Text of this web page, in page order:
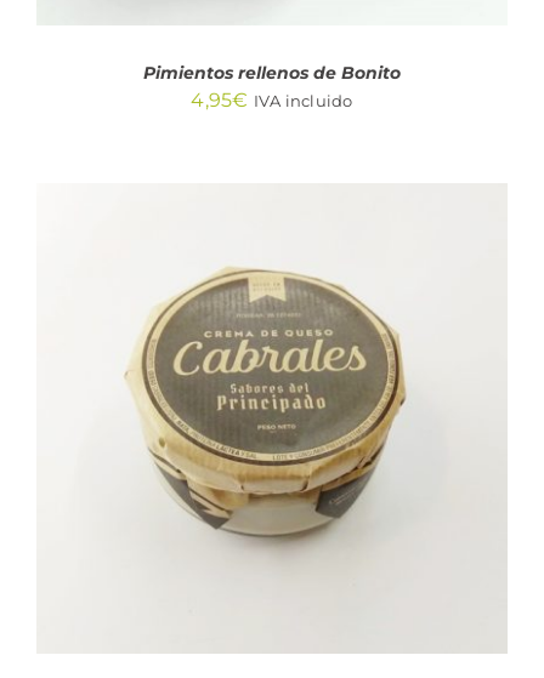
Pimientos rellenos de Bonito
4,95€ IVA incluido
AÑADIR AL CARRITO
DETALLES